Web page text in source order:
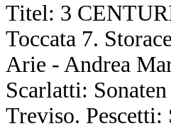
Titel: 3
Toccata 7.
Arie - Andrea
Scarlatti:
Treviso.